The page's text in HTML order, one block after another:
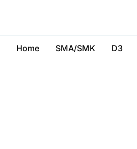
Home SMA/SMK D3